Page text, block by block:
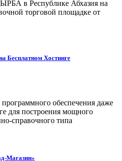
в Республике Абхазия на
торговой площадке от
Бесплатном Хостинге
обеспечения даже
для построения мощного
справочного типа
Магазин»